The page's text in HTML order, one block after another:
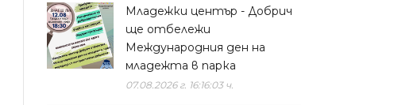
Младежки център - Добрич
ще отбележи
Международния ден на
младежта в парка
07.08.2026 г. 16:16:03 ч.